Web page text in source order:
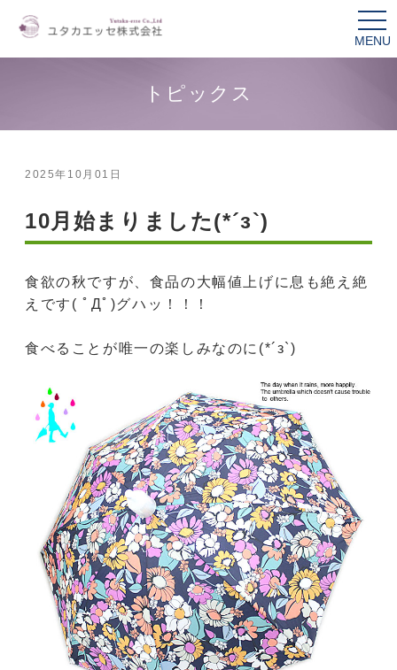
トピックス
2025年10月01日
10月始まりました(*´з`)
食欲の秋ですが、食品の大幅値上げに息も絶え絶
えです( ﾟДﾟ)グハッ！！！
食べることが唯一の楽しみなのに(*´з`)